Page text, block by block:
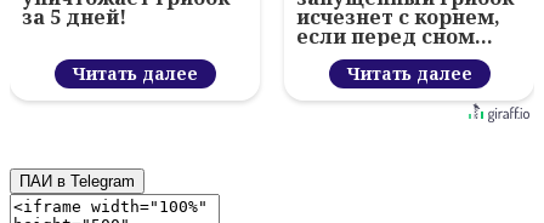
за 5 дней!
Читать далее
исчезнет с корнем,
если перед сном…
Читать далее
ПАИ в Telegram